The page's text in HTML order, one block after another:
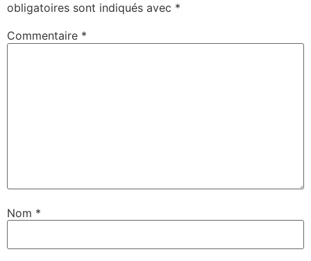
obligatoires sont indiqués avec *
Commentaire *
Nom *